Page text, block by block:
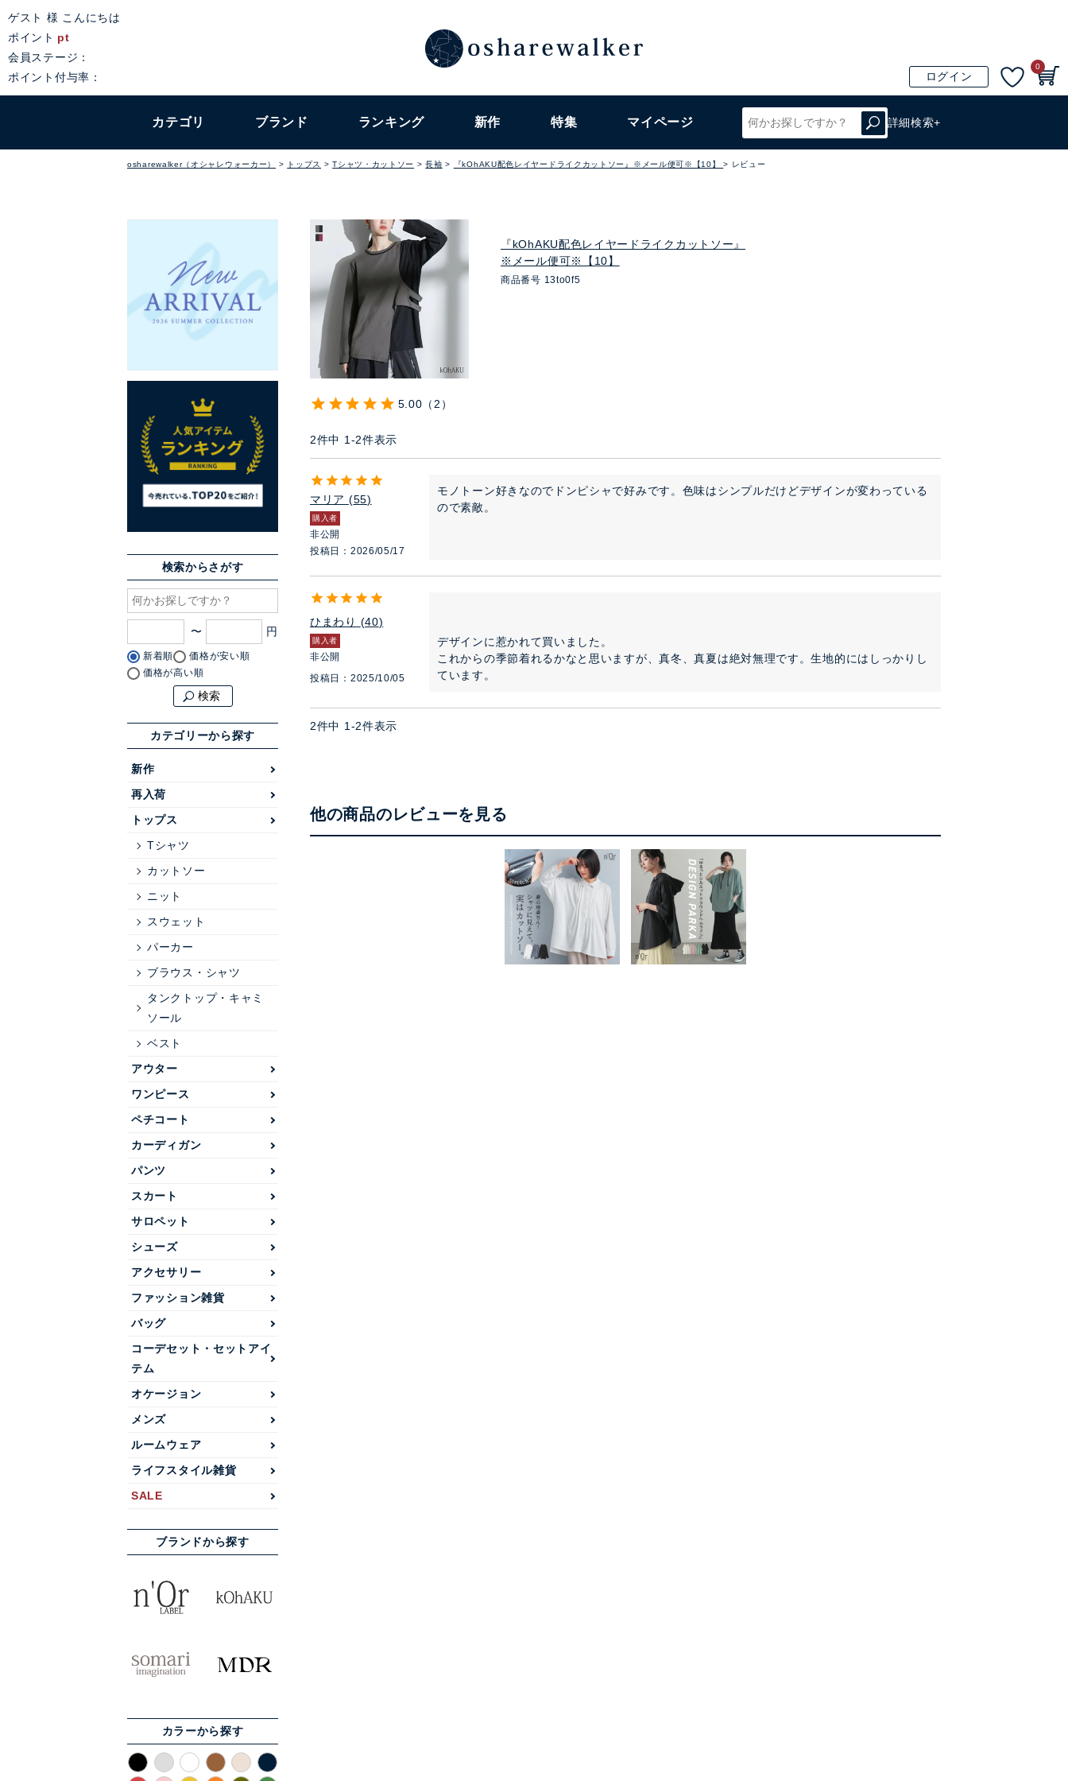
ゲスト 様 こんにちは
ポイント pt
会員ステージ：
ポイント付与率：
ログイン
0
カテゴリ ブランド ランキング 新作 特集 マイページ 詳細検索+
osharewalker（オシャレウォーカー） トップス Tシャツ・カットソー 長袖 『kOhAKU配色レイヤードライクカットソー』※メール便可※【10】 レビュー
検索からさがす
〜
新着順
価格が安い順
価格が高い順
検索
カテゴリーから探す
新作
再入荷
トップス
Tシャツ
カットソー
ニット
スウェット
パーカー
ブラウス・シャツ
タンクトップ・キャミ
ソール
ベスト
アウター
ワンピース
ペチコート
カーディガン
パンツ
スカート
サロペット
シューズ
アクセサリー
ファッション雑貨
バッグ
コーデセット・セットアイ
テム
オケージョン
メンズ
ルームウェア
ライフスタイル雑貨
SALE
ブランドから探す
カラーから探す
『kOhAKU配色レイヤードライクカットソー』
※メール便可※【10】
商品番号 13to0f5
5.00 2
2件中 1 -2件表示
マリア 55
購入者
非公開
投稿日
2026/05/17
モノトーン好きなのでドンピシャで好みです。色味はシンプルだけどデザインが変わっている
ので素敵。
ひまわり 40
購入者
非公開
投稿日
2025/10/05
デザインに惹かれて買いました。
これからの季節着れるかなと思いますが、真冬、真夏は絶対無理です。生地的にはしっかりし
ています。
2件中 1 -2件表示
他の商品のレビューを見る